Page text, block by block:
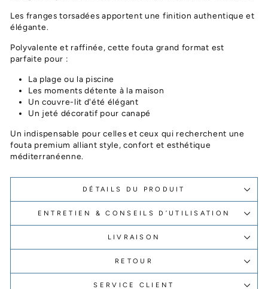
Les franges torsadées apportent une finition authentique et
élégante.
Polyvalente et raffinée, cette fouta grand format est
parfaite pour :
La plage ou la piscine
Les moments détente à la maison
Un couvre-lit d'été élégant
Un jeté décoratif pour canapé
Un indispensable pour celles et ceux qui recherchent une
fouta premium alliant style, confort et esthétique
méditerranéenne.
DÉTAILS DU PRODUIT
ENTRETIEN & CONSEILS D’UTILISATION
LIVRAISON
RETOUR
SERVICE CLIENT